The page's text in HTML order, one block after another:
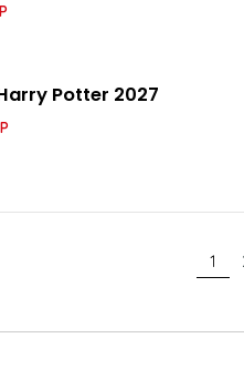
Potter 2027
1